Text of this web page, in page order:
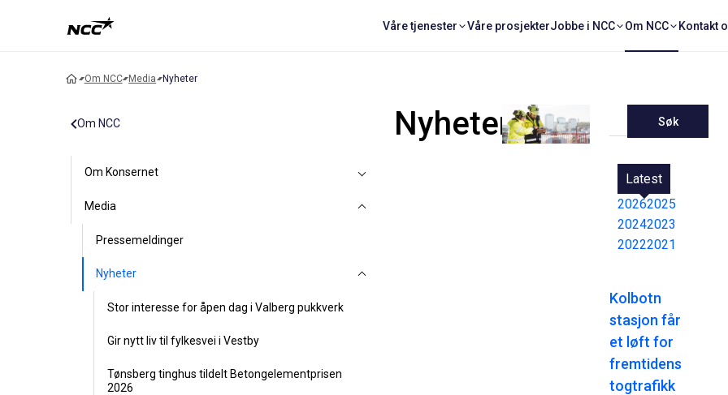
Våre tjenester Våre prosjekterJobbe i NCC Om NCC Kontakt
Om NCC Media Nyheter
Om NCC
Om Konsernet
Media
Pressemeldinger
Nyheter
Stor interesse for åpen dag i Valberg pukkverk
Gir nytt liv til fylkesvei i Vestby
Tønsberg tinghus tildelt Betongelementprisen
2026
Nyheter Søk
Latest
20262025
20242023
20222021
Kolbotn
stasjon får
et løft for
fremtidens
togtrafikk